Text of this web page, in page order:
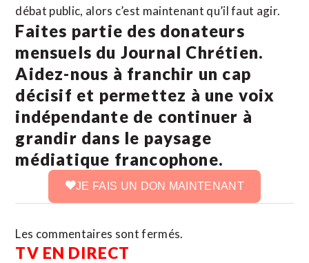
débat public, alors c’est maintenant qu’il faut agir.
Faites partie des donateurs
mensuels du Journal Chrétien.
Aidez-nous à franchir un cap
décisif et permettez à une voix
indépendante de continuer à
grandir dans le paysage
médiatique francophone.
JE FAIS UN DON MAINTENANT
Les commentaires sont fermés.
TV EN DIRECT